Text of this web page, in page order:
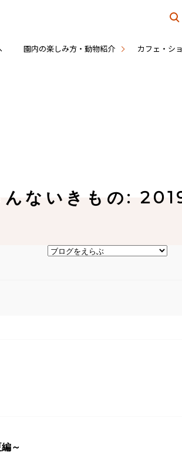
園内の楽しみ方・動物紹介 カフェ・シ
ないきもの:
～